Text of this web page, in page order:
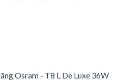
Osram - T8 L De Luxe 36W